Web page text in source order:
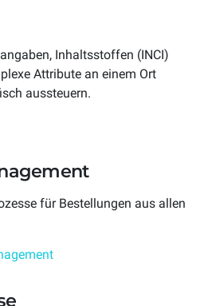
Inhaltsstoffen (INCI)
Attribute an einem Ort
aussteuern.
für Bestellungen aus allen